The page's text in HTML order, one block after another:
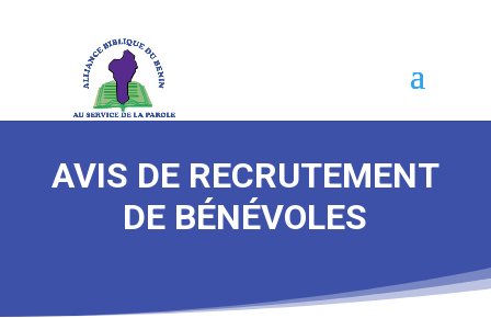
AVIS DE RECRUTEMENT
DE BÉNÉVOLES